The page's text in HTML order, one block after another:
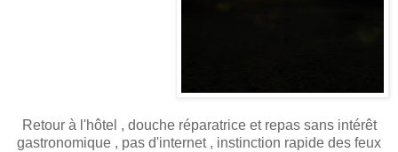
Retour à l'hôtel , douche réparatrice et repas sans intérêt
gastronomique , pas d'internet , instinction rapide des feux